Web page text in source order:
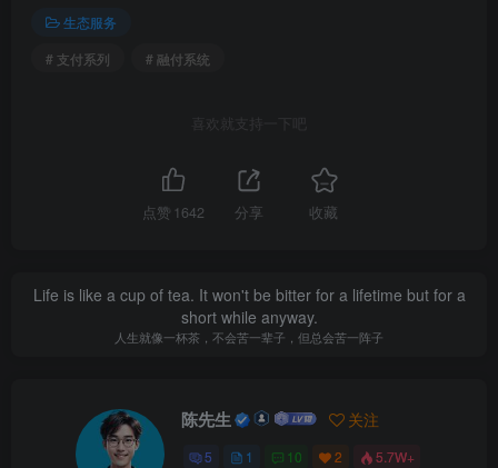
生态服务
# 支付系列
# 融付系统
喜欢就支持一下吧
点赞 1642 分享 收藏
Life is like a cup of tea. It won't be bitter for a lifetime but for a
short while anyway.
人生就像一杯茶，不会苦一辈子，但总会苦一阵子
陈先生 关注
5 1 10 2 5.7W+